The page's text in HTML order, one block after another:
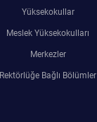
Yüksekokullar
Meslek Yüksekokulları
Merkezler
Rektörlüğe Bağlı Bölümler